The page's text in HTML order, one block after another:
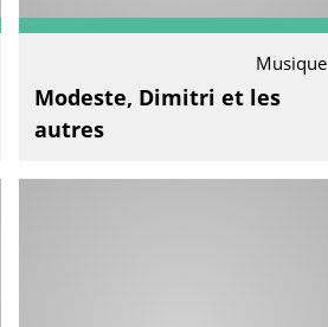
Musique
Modeste, Dimitri et les
autres